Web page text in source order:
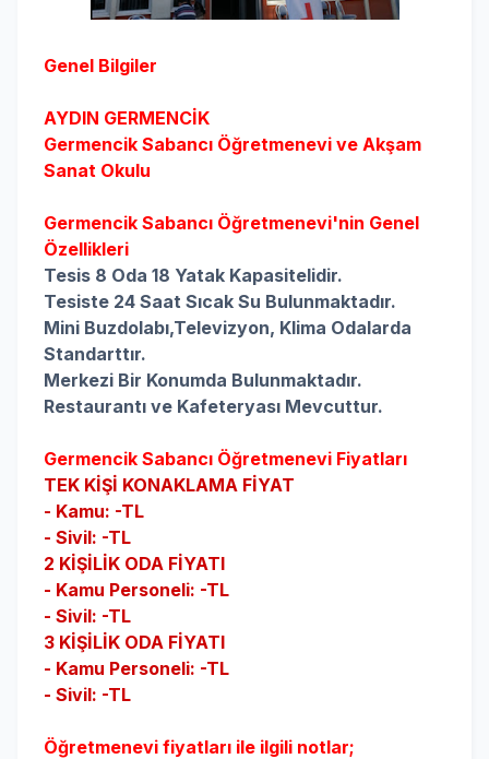
Genel Bilgiler
AYDIN GERMENCİK
Germencik Sabancı Öğretmenevi ve Akşam
Sanat Okulu
Germencik Sabancı Öğretmenevi'nin Genel
Özellikleri
Tesis 8 Oda 18 Yatak Kapasitelidir.
Tesiste 24 Saat Sıcak Su Bulunmaktadır.
Mini Buzdolabı,Televizyon, Klima Odalarda
Standarttır.
Merkezi Bir Konumda Bulunmaktadır.
Restaurantı ve Kafeteryası Mevcuttur.
Germencik Sabancı Öğretmenevi Fiyatları
TEK KİŞİ KONAKLAMA FİYAT
- Kamu: -TL
- Sivil: -TL
2 KİŞİLİK ODA FİYATI
- Kamu Personeli: -TL
- Sivil: -TL
3 KİŞİLİK ODA FİYATI
- Kamu Personeli: -TL
- Sivil: -TL
Öğretmenevi fiyatları ile ilgili notlar;